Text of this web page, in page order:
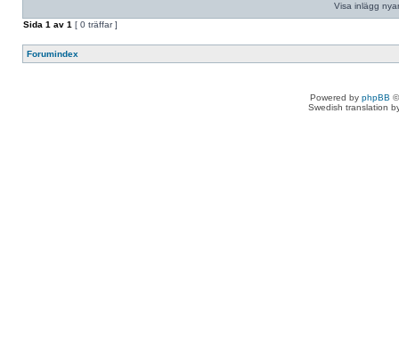
Visa inlägg
Sida 1 av 1 [ 0 träffar ]
Forumindex
Powered by phpBB
Swedish translation